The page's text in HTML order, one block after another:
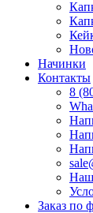
Начинки
Контакты
8
Заказ по